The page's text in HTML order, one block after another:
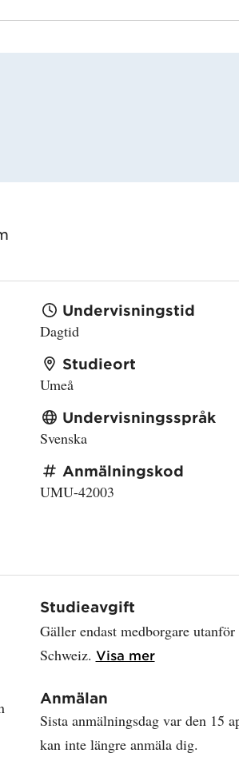
Undervisningstid
Dagtid
Studieort
Umeå
Undervisningsspråk
Svenska
Anmälningskod
UMU-42003
Studieavgift
Gäller endast medborgare
Schweiz. Visa merLäs mer om
Anmälan
Sista anmälningsdag var den 15
kan inte längre anmäla dig.